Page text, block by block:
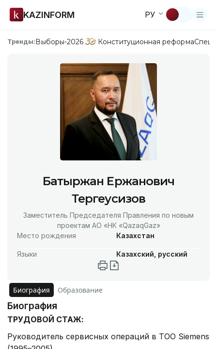
KAZINFORM РУ
Тренды:Выборы-2026 Конституционная реформа
Батыржан Ержанович
Тергеусизов
Заместитель Председателя Правления по новым
проектам АО «НК «QazaqGaz»
Место рождения
Казахстан
Языки Казахский, русский
Биография Образование
Биография
ТРУДОВОЙ СТАЖ:
Руководитель сервисных операций в ТОО Siemens